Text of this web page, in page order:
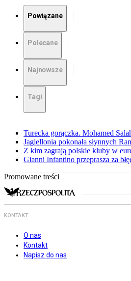
Powiązane
Polecane
Najnowsze
Tagi
Turecka gorączka. Mohamed
Jagiellonia pokonała słynnych
Z kim zagrają polskie kluby w
Gianni Infantino przeprasza za
Promowane treści
KONTAKT
O nas
Kontakt
Napisz do nas